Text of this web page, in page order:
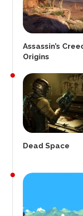
Assassin’s
Origins
Dead Space